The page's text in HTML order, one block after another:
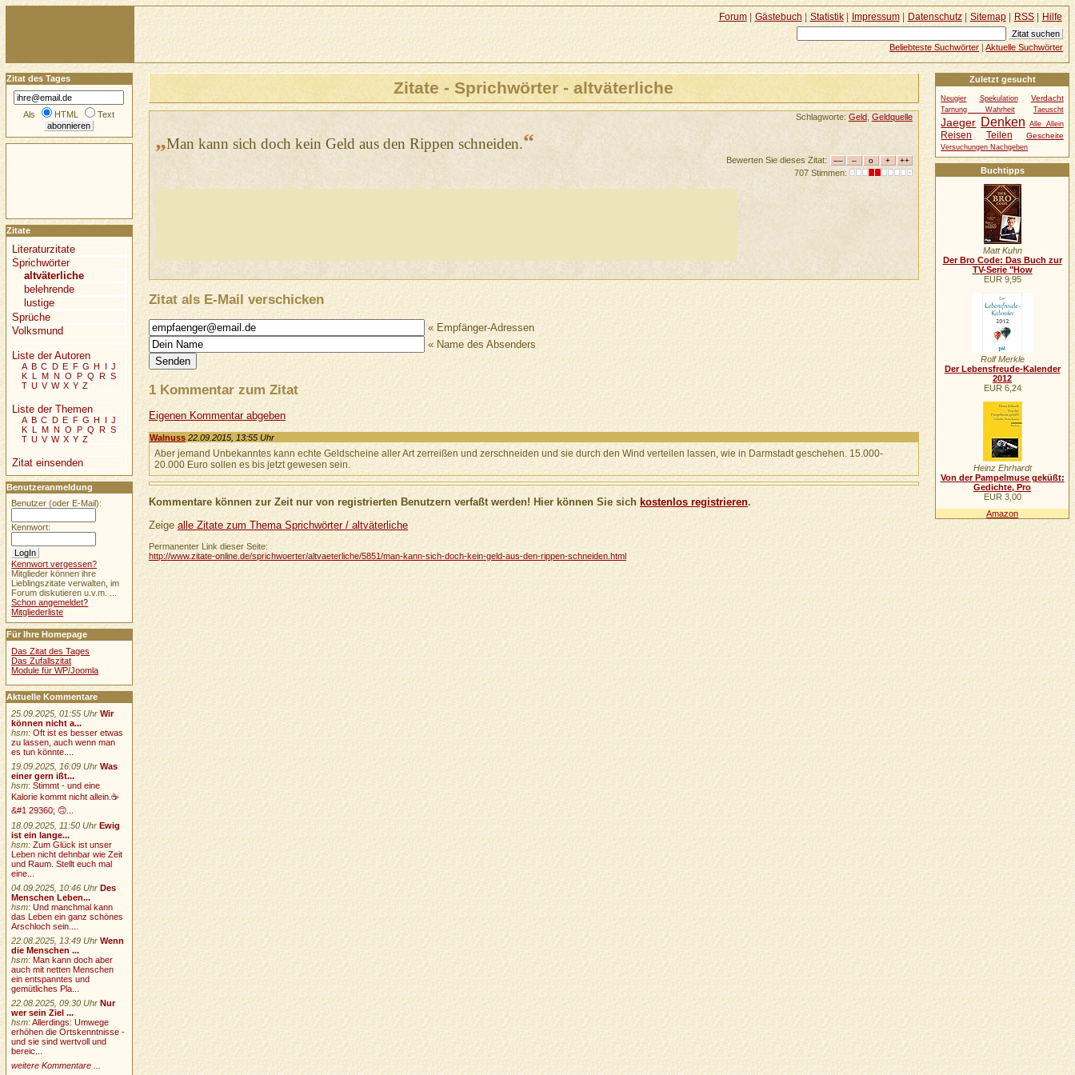
Zitate - Sprichwörter - altväterliche
Schlagworte: Geld Geldquelle
„Man kann sich doch kein Geld aus den Rippen schneiden.“
Bewerten Sie dieses Zitat:
707 Stimmen:
Zitat als E-Mail verschicken
« Empfänger-Adressen
« Name des Absenders
1 Kommentar zum Zitat
Eigenen Kommentar abgeben
Walnuss 22.09.2015, 13:55 Uhr
Aber jemand Unbekanntes kann echte Geldscheine aller Art zerreißen und zerschneiden und sie durch den Wind verteilen lassen, wie in Darmstadt geschehen. 15.000-
20.000 Euro sollen es bis jetzt gewesen sein.
Kommentare können zur Zeit nur von registrierten Benutzern verfaßt werden! Hier können Sie sichkostenlos registrieren.
Zeigealle Zitate zum Thema Sprichwörter / altväterliche
Permanenter Link dieser Seite:
http://www.zitate-online.de/sprichwoerter/altvaeterliche/5851/man-kann-sich-doch-kein-geld-aus-den-rippen-schneiden.html
Zuletzt gesucht
Neugier Spekulation Verdacht
Tarnung Wahrheit Taeuscht
Jaeger Denken Alle Allein
Reisen Teilen Gescheite
Versuchungen Nachgeben
Buchtipps
Matt Kuhn
Der Bro Code: Das Buch zur
TV-Serie "How
EUR 9,95
Rolf Merkle
Der Lebensfreude-Kalender
2012
EUR 6,24
Heinz Ehrhardt
Von der Pampelmuse geküßt:
Gedichte, Pro
EUR 3,00
Amazon
Zitat des Tages
Als HTML Text
Zitate
Literaturzitate
Sprichwörter
altväterliche
belehrende
lustige
Sprüche
Volksmund
Liste der Autoren
A B C D E F G H I J
K L M N O P Q R S
T U V W X Y Z
Liste der Themen
A B C D E F G H I J
K L M N O P Q R S
T U V W X Y Z
Zitat einsenden
Benutzeranmeldung
Benutzer (oder E-Mail):
Kennwort:
Kennwort vergessen?
Mitglieder können ihre
Lieblingszitate verwalten, im
Forum diskutieren u.v.m. ...
Schon angemeldet?
Mitgliederliste
Für Ihre Homepage
Das Zitat des Tages
Das Zufallszitat
Module für WP/Joomla
Aktuelle Kommentare
25.09.2025, 01:55 Uhr Wir
können nicht a...
hsm:Oft ist es besser etwas
zu lassen, auch wenn man
es tun könnte....
19.09.2025, 16:09 Uhr Was
einer gern ißt...
hsm:Stimmt - und eine
Kalorie kommt nicht allein.☕
&#1 29360; 🙃...
18.09.2025, 11:50 Uhr Ewig
ist ein lange...
hsm:Zum Glück ist unser
Leben nicht dehnbar wie Zeit
und Raum. Stellt euch mal
eine...
04.09.2025, 10:46 Uhr Des
Menschen Leben...
hsm:Und manchmal kann
das Leben ein ganz schönes
Arschloch sein....
22.08.2025, 13:49 Uhr Wenn
die Menschen ...
hsm:Man kann doch aber
auch mit netten Menschen
ein entspanntes und
gemütliches Pla...
22.08.2025, 09:30 Uhr Nur
wer sein Ziel ...
hsm:Allerdings: Umwege
erhöhen die Ortskenntnisse -
und sie sind wertvoll und
bereic...
weitere Kommentare ...
Forum| Gästebuch| Statistik| Impressum| Datenschutz| Sitemap| RSS| Hilfe
Beliebteste Suchwörter|Aktuelle Suchwörter